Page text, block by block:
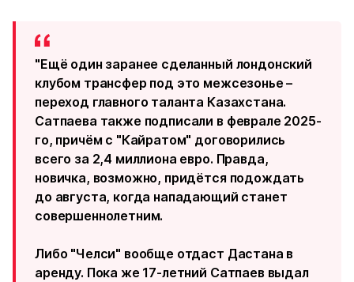
"Ещё один заранее сделанный лондонский
клубом трансфер под это межсезонье –
переход главного таланта Казахстана.
Сатпаева также подписали в феврале 2025-
го, причём с "Кайратом" договорились
всего за 2,4 миллиона евро. Правда,
новичка, возможно, придётся подождать
до августа, когда нападающий станет
совершеннолетним.
Либо "Челси" вообще отдаст Дастана в
аренду. Пока же 17-летний Сатпаев выдал